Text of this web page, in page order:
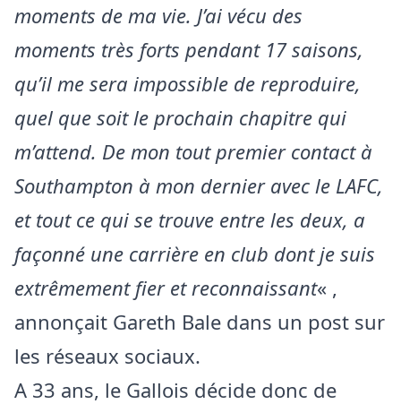
moments de ma vie. J’ai vécu des
moments très forts pendant 17 saisons,
qu’il me sera impossible de reproduire,
quel que soit le prochain chapitre qui
m’attend. De mon tout premier contact à
Southampton à mon dernier avec le LAFC,
et tout ce qui se trouve entre les deux, a
façonné une carrière en club dont je suis
extrêmement fier et reconnaissant« ,
annonçait Gareth Bale dans un post sur
les réseaux sociaux.
A 33 ans, le Gallois décide donc de